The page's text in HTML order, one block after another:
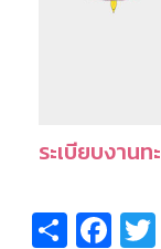
ระเบียบงานท
Share